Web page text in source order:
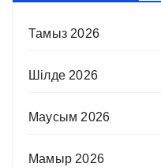
Тамыз 2026
Шілде 2026
Маусым 2026
Мамыр 2026